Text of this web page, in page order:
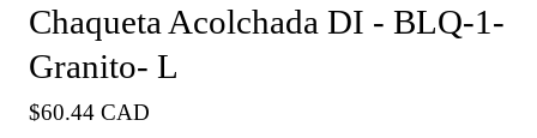
Chaqueta Acolchada DI - BLQ-1-
Granito- L
Precio
$60.44 CAD